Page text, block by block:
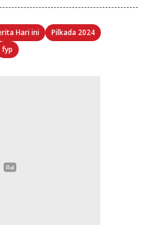
Hari ini
Pilkada 2024
fyp